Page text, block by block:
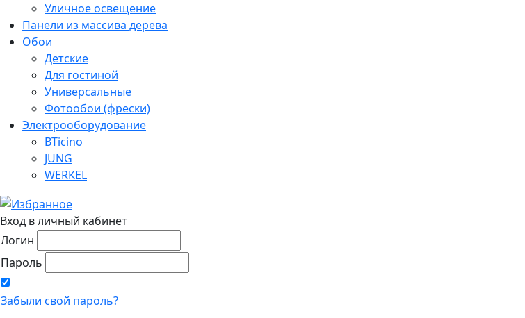
Уличное освещение
Панели из массива дерева
Обои
Детские
Для гостиной
Универсальные
Фотообои (фрески)
Электрооборудование
BTicino
JUNG
WERKEL
Вход в личный кабинет
Логин
Пароль
Забыли свой пароль?